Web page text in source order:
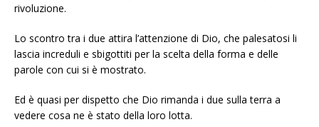
rivoluzione.
Lo scontro tra i due attira l’attenzione di Dio, che palesatosi li
lascia increduli e sbigottiti per la scelta della forma e delle
parole con cui si è mostrato.
Ed è quasi per dispetto che Dio rimanda i due sulla terra a
vedere cosa ne è stato della loro lotta.